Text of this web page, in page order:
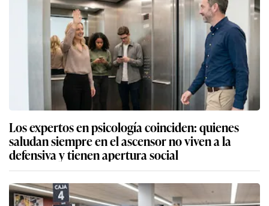
Los expertos en psicología coinciden: quienes
saludan siempre en el ascensor no viven a la
defensiva y tienen apertura social